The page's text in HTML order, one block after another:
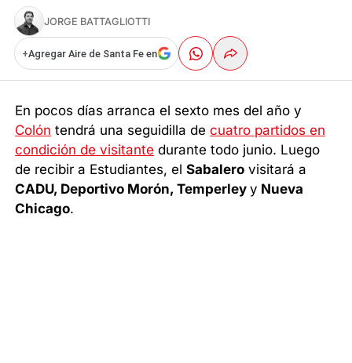
JORGE BATTAGLIOTTI
+Agregar Aire de Santa Fe en
En pocos días arranca el sexto mes del año y
Colón tendrá una seguidilla decuatro partidos en
condición de visitante durante todo junio. Luego
de recibir a Estudiantes, elSabalero visitará a
CADU, Deportivo Morón, Temperleyy Nueva
Chicago.